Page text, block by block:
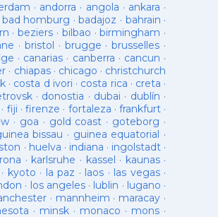
· andorra · angola · ankara ·
bad homburg ·badajoz · bahrain ·
·beziers · bilbao ·birmingham ·
· bristol · brugge ·brusselles ·
· canarias · canberra · cancun ·
· chiapas· chicago · christchurch
· costa d ivori · costa rica · creta ·
· donostia · dubai · dublín ·
· fiji · firenze · fortaleza · frankfurt ·
· goa · gold coast · goteborg ·
bissau · guinea equatorial ·
· huelva · indiana · ingolstadt·
· karlsruhe · kassel · kaunas·
kyoto · la paz · laos · las vegas·
· los angeles· lublin · lugano ·
· mannheim · maracay ·
· minsk· monaco · mons ·